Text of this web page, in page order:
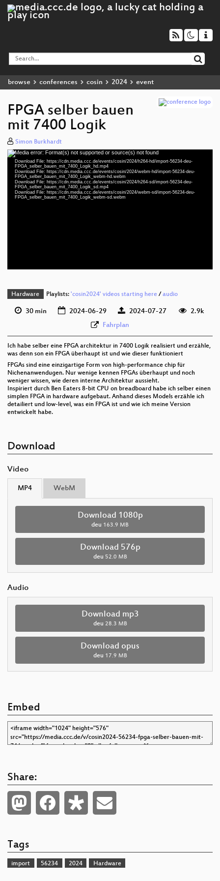
browse conferences cosin 2024 event
FPGA selber bauen
mit 7400 Logik
Simon Burkhardt
Video
Player
Media error: Format(s) not supported or source(s) not found
Download File: https://cdn.media.ccc.de/events/cosin/2024/h264-hd/import-56234-deu-
FPGA_selber_bauen_mit_7400_Logik_hd.mp4
Download File: https://cdn.media.ccc.de/events/cosin/2024/webm-hd/import-56234-deu-
FPGA_selber_bauen_mit_7400_Logik_webm-hd.webm
Download File: https://cdn.media.ccc.de/events/cosin/2024/h264-sd/import-56234-deu-
FPGA_selber_bauen_mit_7400_Logik_sd.mp4
Download File: https://cdn.media.ccc.de/events/cosin/2024/webm-sd/import-56234-deu-
FPGA_selber_bauen_mit_7400_Logik_webm-sd.webm
Hardware Playlists: 'cosin2024' videos starting here/ audio
30 min 2024-06-29 2024-07-27
2.9k
Fahrplan
Ich habe selber eine FPGA architektur in 7400 Logik realisiert und erzähle,
was denn son ein FPGA überhaupt ist und wie dieser funktioniert
FPGAs sind eine einzigartige Form von high-performance chip für
Nichenanwendugen. Nur wenige kennen FPGAs überhaupt und noch
weniger wissen, wie deren interne Architektur aussieht.
Inspiriert durch Ben Eaters 8-bit CPU on breadboard habe ich selber einen
simplen FPGA in hardware aufgebaut. Anhand dieses Models erzähle ich
detailiert und low-level, was ein FPGA ist und wie ich meine Version
entwickelt habe.
Download
Video
MP4 WebM
Download 1080p
deu 163.9 MB
Download 576p
deu 52.0 MB
Audio
Download mp3
deu 28.3 MB
Download opus
deu 17.9 MB
Embed
Share:
Tags
import 56234 2024 Hardware